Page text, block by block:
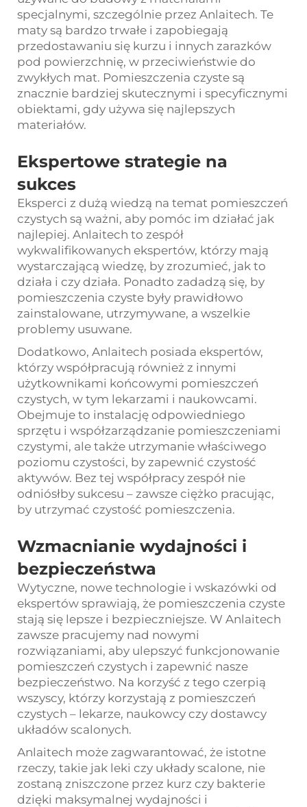
specjalnymi, szczególnie przez Anlaitech. Te
maty są bardzo trwałe i zapobiegają
przedostawaniu się kurzu i innych zarazków
pod powierzchnię, w przeciwieństwie do
zwykłych mat. Pomieszczenia czyste są
znacznie bardziej skutecznymi i specyficznymi
obiektami, gdy używa się najlepszych
materiałów.
Ekspertowe strategie na
sukces
Eksperci z dużą wiedzą na temat pomieszczeń
czystych są ważni, aby pomóc im działać jak
najlepiej. Anlaitech to zespół
wykwalifikowanych ekspertów, którzy mają
wystarczającą wiedzę, by zrozumieć, jak to
działa i czy działa. Ponadto zadadzą się, by
pomieszczenia czyste były prawidłowo
zainstalowane, utrzymywane, a wszelkie
problemy usuwane.
Dodatkowo, Anlaitech posiada ekspertów,
którzy współpracują również z innymi
użytkownikami końcowymi pomieszczeń
czystych, w tym lekarzami i naukowcami.
Obejmuje to instalację odpowiedniego
sprzętu i współzarządzanie pomieszczeniami
czystymi, ale także utrzymanie właściwego
poziomu czystości, by zapewnić czystość
aktywów. Bez tej współpracy zespół nie
odniósłby sukcesu – zawsze ciężko pracując,
by utrzymać czystość pomieszczenia.
Wzmacnianie wydajności i
bezpieczeństwa
Wytyczne, nowe technologie i wskazówki od
ekspertów sprawiają, że pomieszczenia czyste
stają się lepsze i bezpieczniejsze. W Anlaitech
zawsze pracujemy nad nowymi
rozwiązaniami, aby ulepszyć funkcjonowanie
pomieszczeń czystych i zapewnić nasze
bezpieczeństwo. Na korzyść z tego czerpią
wszyscy, którzy korzystają z pomieszczeń
czystych – lekarze, naukowcy czy dostawcy
układów scalonych.
Anlaitech może zagwarantować, że istotne
rzeczy, takie jak leki czy układy scalone, nie
zostaną zniszczone przez kurz czy bakterie
dzięki maksymalnej wydajności i